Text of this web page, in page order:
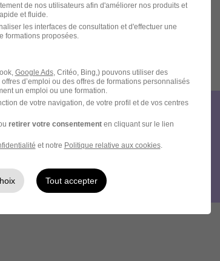
Hellowork et
!
de nos utilisateurs afin d'améliorer nos produits et
et fluide.
les interfaces de consultation et d'effectuer une
formations proposées.
Google Ads, Critéo, Bing,) pouvons utiliser des
d’emploi ou des offres de formations personnalisés
un emploi ou une formation.
de votre navigation, de votre profil et de vos centres
retirer votre consentementen cliquant sur le lien
et notre Politique relative aux cookies.
Tout accepter